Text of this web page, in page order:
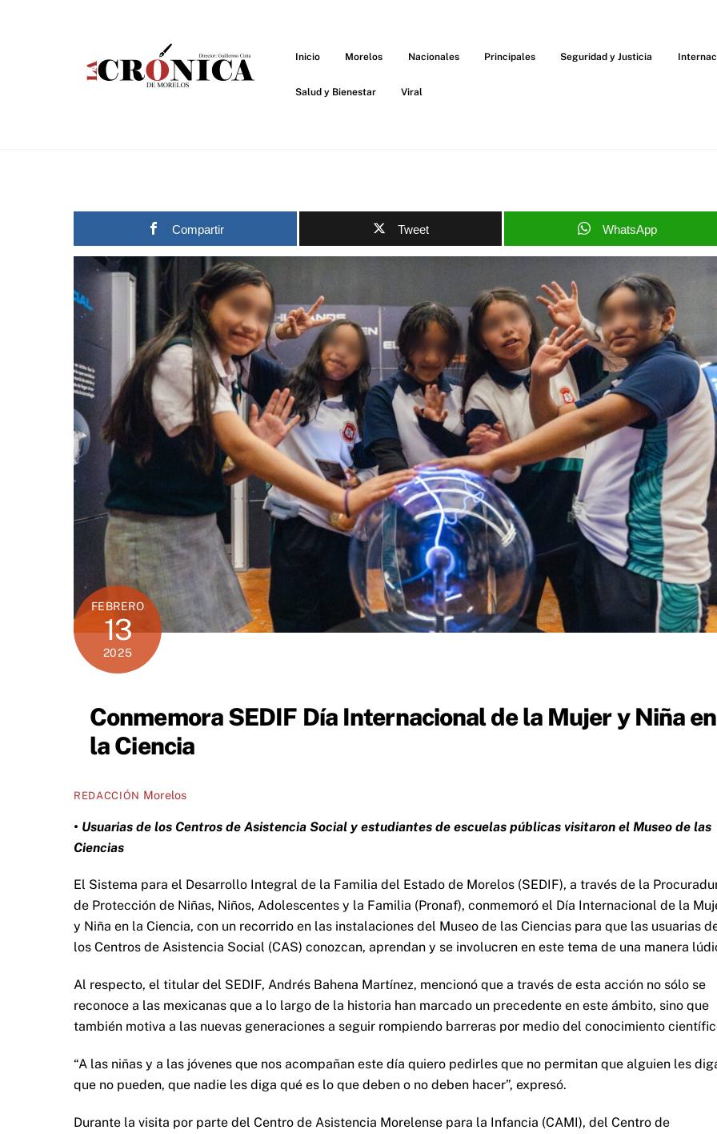
Inicio Morelos Nacionales Principales Seguridad y Justicia
Salud y Bienestar Viral
Compartir Tweet WhatsApp
FEBRERO
13
2025
Conmemora SEDIF Día Internacional de la Mujer y Niña en
la Ciencia
REDACCIÓN Morelos
• Usuarias de los Centros de Asistencia Social y estudiantes de escuelas públicas visitaron el Museo de las
Ciencias
El Sistema para el Desarrollo Integral de la Familia del Estado de Morelos (SEDIF), a través de la
de Protección de Niñas, Niños, Adolescentes y la Familia (Pronaf), conmemoró el Día Internacional de la
y Niña en la Ciencia, con un recorrido en las instalaciones del Museo de las Ciencias para que las usuarias
los Centros de Asistencia Social (CAS) conozcan, aprendan y se involucren en este tema de una manera
Al respecto, el titular del SEDIF, Andrés Bahena Martínez, mencionó que a través de esta acción no sólo se
reconoce a las mexicanas que a lo largo de la historia han marcado un precedente en este ámbito, sino que
también motiva a las nuevas generaciones a seguir rompiendo barreras por medio del conocimiento
“A las niñas y a las jóvenes que nos acompañan este día quiero pedirles que no permitan que alguien les
que no pueden, que nadie les diga qué es lo que deben o no deben hacer”, expresó.
Durante la visita por parte del Centro de Asistencia Morelense para la Infancia (CAMI), del Centro de